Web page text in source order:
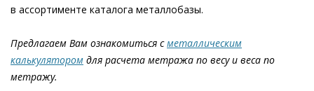
в ассортименте каталога металлобазы.
Предлагаем Вам ознакомиться сметаллическим
калькулятором для расчета метража по весу и веса по
метражу.